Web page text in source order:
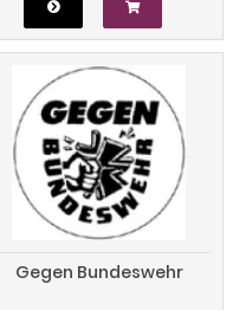
Gegen Bundeswehr